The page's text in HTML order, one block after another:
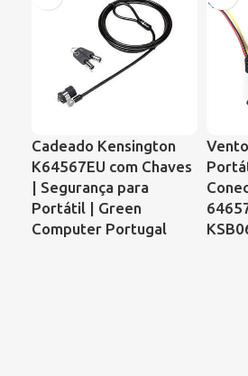
Cadeado Kensington
K64567EU com Chaves
| Segurança para
Portátil | Green
Computer Portugal